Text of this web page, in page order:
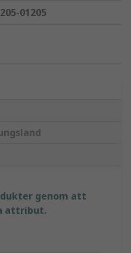
01205
genom att
attribut.